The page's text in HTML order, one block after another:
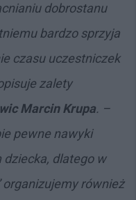
dobrostanu
bardzo sprzyja
czasu uczestniczek
zalety
Marcin Krupa. –
pewne nawyki
dziecka, dlatego w
organizujemy również